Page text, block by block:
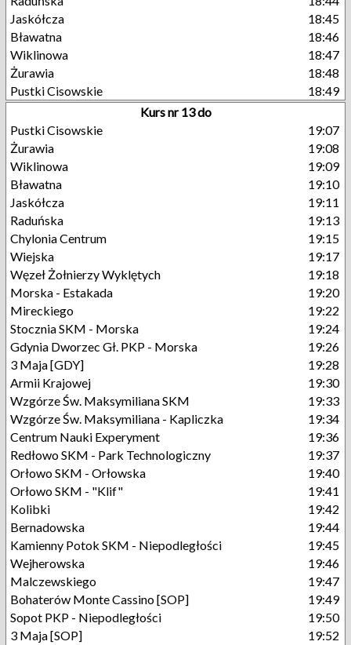
Jaskółcza
18:45
Bławatna
18:46
Wiklinowa
18:47
Żurawia
18:48
Pustki Cisowskie
18:49
Kurs nr 13 do
Pustki Cisowskie
19:07
Żurawia
19:08
Wiklinowa
19:09
Bławatna
19:10
Jaskółcza
19:11
Raduńska
19:13
Chylonia Centrum
19:15
Wiejska
19:17
Węzeł Żołnierzy Wyklętych
19:18
Morska - Estakada
19:20
Mireckiego
19:22
Stocznia SKM - Morska
19:24
Gdynia Dworzec Gł. PKP - Morska
19:26
3 Maja [GDY]
19:28
Armii Krajowej
19:30
Wzgórze Św. Maksymiliana SKM
19:33
Wzgórze Św. Maksymiliana - Kapliczka
19:34
Centrum Nauki Experyment
19:36
Redłowo SKM - Park Technologiczny
19:37
Orłowo SKM - Orłowska
19:40
Orłowo SKM - "Klif"
19:41
Kolibki
19:42
Bernadowska
19:44
Kamienny Potok SKM - Niepodległości
19:45
Wejherowska
19:46
Malczewskiego
19:47
Bohaterów Monte Cassino [SOP]
19:49
Sopot PKP - Niepodległości
19:50
3 Maja [SOP]
19:52